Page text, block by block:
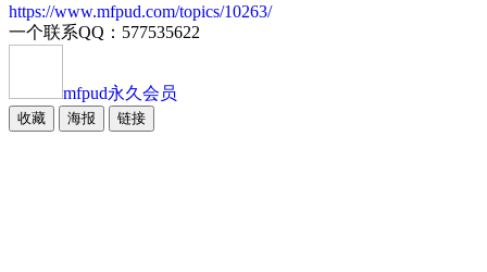
https://www.mfpud.com/topics/10263/
一个联系QQ：577535622
mfpud永久会员
收藏 海报 链接